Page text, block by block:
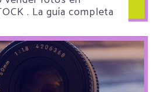
. La guía completa